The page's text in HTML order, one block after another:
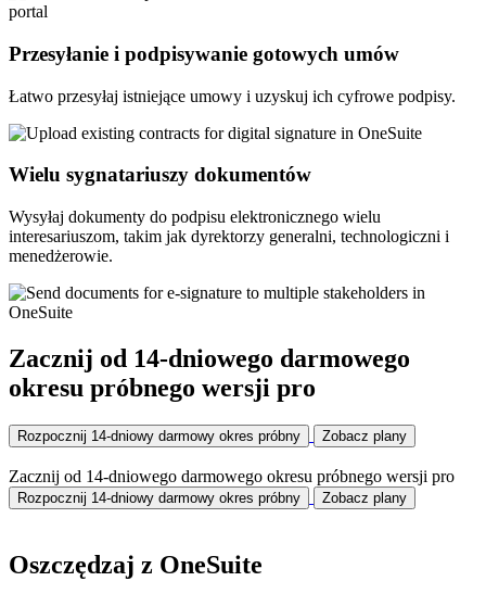
Przesyłanie i podpisywanie gotowych umów
Łatwo przesyłaj istniejące umowy i uzyskuj ich cyfrowe podpisy.
Wielu sygnatariuszy dokumentów
Wysyłaj dokumenty do podpisu elektronicznego wielu
interesariuszom, takim jak dyrektorzy generalni, technologiczni i
menedżerowie.
Zacznij od 14-dniowego darmowego
okresu próbnego wersji pro
Rozpocznij 14-dniowy darmowy okres próbny Zobacz plany
Zacznij od 14-dniowego darmowego okresu próbnego wersji pro
Rozpocznij 14-dniowy darmowy okres próbny Zobacz plany
Oszczędzaj z OneSuite